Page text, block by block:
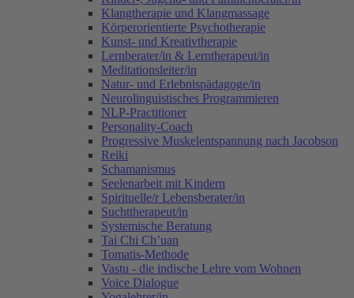
Klangtherapie und Klangmassage
Körperorientierte Psychotherapie
Kunst- und Kreativtherapie
Lernberater/in & Lerntherapeut/in
Meditationsleiter/in
Natur- und Erlebnispädagoge/in
Neurolinguistisches Programmieren
NLP-Practitioner
Personality-Coach
Progressive Muskelentspannung nach Jacobson
Reiki
Schamanismus
Seelenarbeit mit Kindern
Spirituelle/r Lebensberater/in
Suchttherapeut/in
Systemische Beratung
Tai Chi Ch’uan
Tomatis-Methode
Vastu - die indische Lehre vom Wohnen
Voice Dialogue